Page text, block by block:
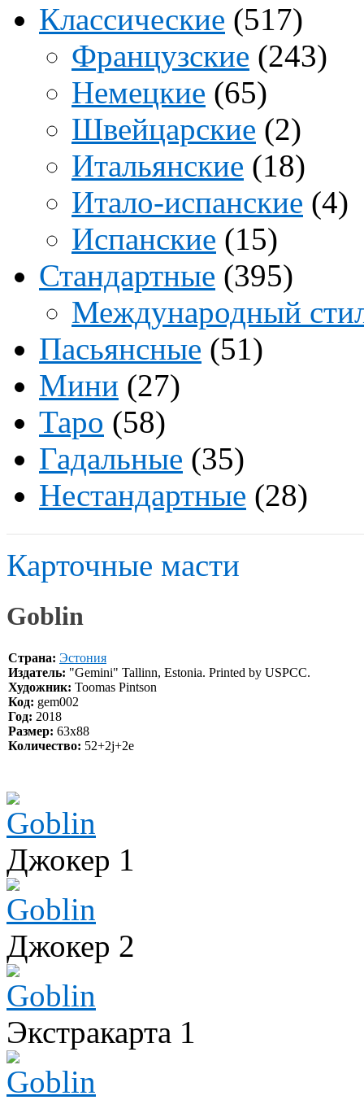
Классические (517)
Французские (243)
Немецкие (65)
Швейцарские (2)
Итальянские (18)
Итало-испанские (4)
Испанские (15)
Стандартные (395)
Международный
Пасьянсные (51)
Мини (27)
Таро (58)
Гадальные (35)
Нестандартные (28)
Карточные масти
Goblin
Страна: Эстония
Издатель: "Gemini" Tallinn, Estonia. Printed by USPCC.
Художник: Toomas Pintson
Код: gem002
Год: 2018
Размер: 63x88
Количество: 52+2j+2e
Джокер 1
Джокер 2
Экстракарта 1